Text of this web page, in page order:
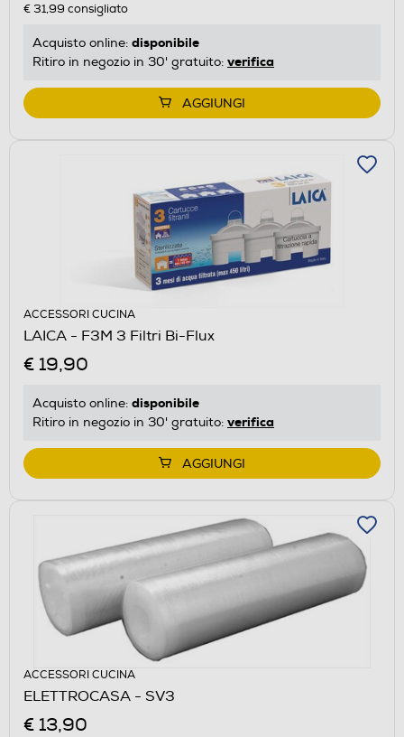
€ 31,99 consigliato
Acquisto online: disponibile
Ritiro in negozio in 30' gratuito: verifica
AGGIUNGI
ACCESSORI CUCINA
LAICA - F3M 3 Filtri Bi-Flux
€ 19,90
Acquisto online: disponibile
Ritiro in negozio in 30' gratuito: verifica
AGGIUNGI
ACCESSORI CUCINA
ELETTROCASA - SV3
€ 13,90